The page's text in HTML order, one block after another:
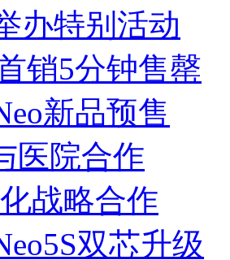
办特别活动
销5分钟售罄
新品预售
医院合作
战略合作
双芯升级